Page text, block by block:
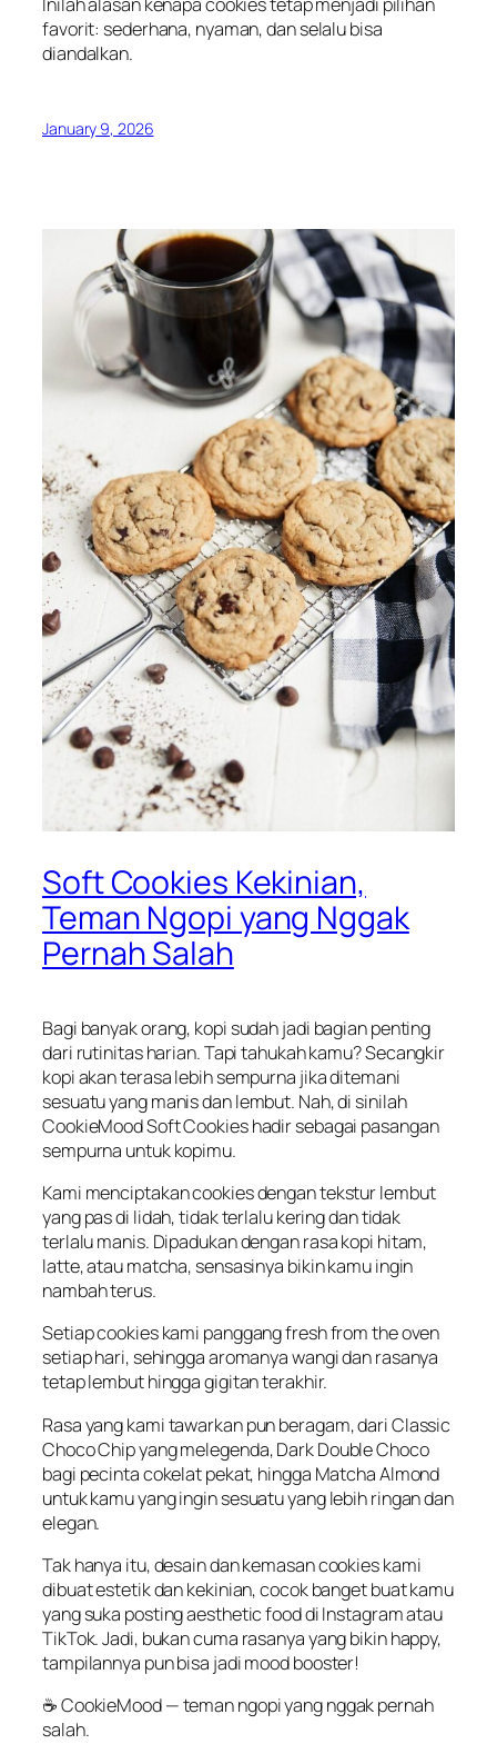
favorit: sederhana, nyaman, dan selalu bisa
diandalkan.
January 9, 2026
Soft Cookies Kekinian,
Teman Ngopi yang Nggak
Pernah Salah
Bagi banyakorang, kopi sudahjadi bagianpenting
dari rutinitasharian.Tapitahukahkamu?Secangkir
kopiakanterasalebihsempurna jikaditemani
sesuatuyangmanisdanlembut. Nah, di sinilah
CookieMoodSoft Cookieshadirsebagai pasangan
sempurna untukkopimu.
Kami menciptakancookiesdenganteksturlembut
yang pas di lidah,tidakterlalukeringdantidak
terlalumanis. Dipadukandenganrasa kopi hitam,
latte,ataumatcha, sensasinya bikinkamuingin
nambahterus.
Setiapcookies kami panggangfresh from the oven
setiaphari, sehinggaaromanyawangidanrasanya
tetaplembuthinggagigitanterakhir.
Rasa yang kamitawarkanpunberagam,dariClassic
Choco Chip yangmelegenda, Dark Double Choco
bagi pecintacokelatpekat, hingga Matcha Almond
untukkamuyanginginsesuatuyanglebihringandan
elegan.
Takhanya itu,desaindankemasancookies kami
dibuatestetikdankekinian,cocokbangetbuatkamu
yangsuka posting aesthetic food di Instagramatau
TikTok. Jadi, bukancuma rasanyayangbikinhappy,
tampilannya punbisa jadimood booster!
☕CookieMood—temanngopiyangnggakpernah
salah.